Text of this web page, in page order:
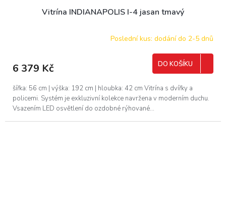
Vitrína INDIANAPOLIS I-4 jasan tmavý
Poslední kus: dodání do 2-5 dnů
6 379 Kč DO KOŠÍKU
šířka: 56 cm | výška: 192 cm | hloubka: 42 cm Vitrína s dvířky a
policemi. Systém je exkluzivní kolekce navržena v moderním duchu.
Vsazením LED osvětlení do ozdobné rýhované...